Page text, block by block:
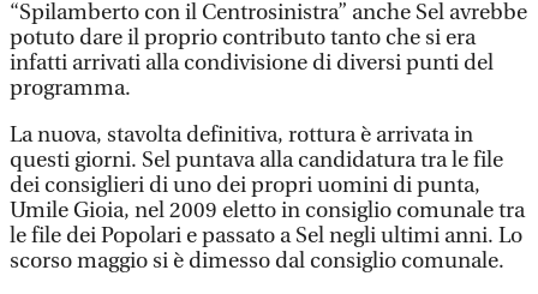
“Spilamberto con il Centrosinistra” anche Sel avrebbe
potuto dare il proprio contributo tanto che si era
infatti arrivati alla condivisione di diversi punti del
programma.
La nuova, stavolta definitiva, rottura è arrivata in
questi giorni. Sel puntava alla candidatura tra le file
dei consiglieri di uno dei propri uomini di punta,
Umile Gioia, nel 2009 eletto in consiglio comunale tra
le file dei Popolari e passato a Sel negli ultimi anni. Lo
scorso maggio si è dimesso dal consiglio comunale.